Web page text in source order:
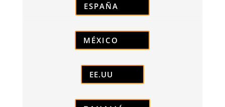
ESPAÑA
MÉXICO
EE.UU